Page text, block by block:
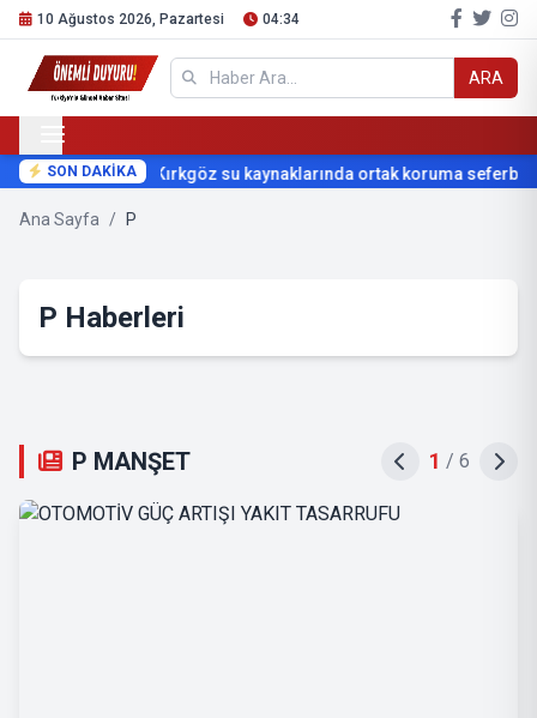
10 Ağustos 2026, Pazartesi 04:34
ARA
SON DAKİKA Kırkgöz su kaynaklarında ortak koruma
Ana Sayfa / P
P Haberleri
P MANŞET 2 / 6